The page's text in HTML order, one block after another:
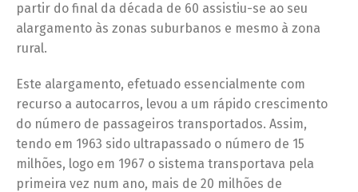
partir do final da década de 60 assistiu-se ao seu
alargamento às zonas suburbanos e mesmo à zona
rural.
Este alargamento, efetuado essencialmente com
recurso a autocarros, levou a um rápido crescimento
do número de passageiros transportados. Assim,
tendo em 1963 sido ultrapassado o número de 15
milhões, logo em 1967 o sistema transportava pela
primeira vez num ano, mais de 20 milhões de